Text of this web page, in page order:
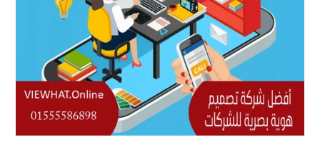
للشركات